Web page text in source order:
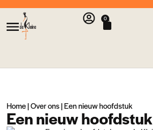
0
Home|Over ons|Een nieuw hoofdstuk
Een nieuw hoofdstuk